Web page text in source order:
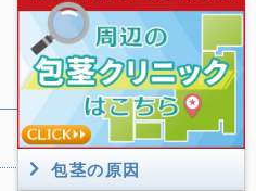
包茎の原因